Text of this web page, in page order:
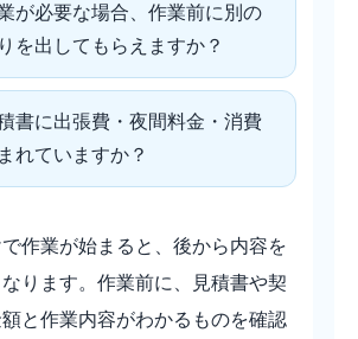
が必要な場合、作業前に別の
を出してもらえますか？
書に出張費・夜間料金・消費
れていますか？
作業が始まると、後から内容を
ります。作業前に、見積書や契
と作業内容がわかるものを確認